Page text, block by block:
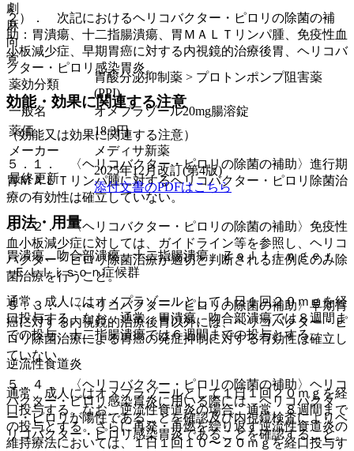
２）． 次記におけるヘリコバクター・ピロリの除菌の補
助：胃潰瘍、十二指腸潰瘍、胃ＭＡＬＴリンパ腫、免疫性血
小板減少症、早期胃癌に対する内視鏡的治療後胃、ヘリコバ
クター・ピロリ感染胃炎。
効能・効果に関連する注意
（効能又は効果に関連する注意）
５．１． 〈ヘリコバクター・ピロリの除菌の補助〉進行期
胃ＭＡＬＴリンパ腫に対するヘリコバクター・ピロリ除菌治
療の有効性は確立していない。
５．２． 〈ヘリコバクター・ピロリの除菌の補助〉免疫性
血小板減少症に対しては、ガイドライン等を参照し、ヘリコ
バクター・ピロリ除菌治療が適切と判断される症例にのみ除
菌治療を行うこと。
５．３． 〈ヘリコバクター・ピロリの除菌の補助〉早期胃
癌に対する内視鏡的治療後胃以外には、ヘリコバクター・ピ
ロリ除菌治療による胃癌の発症抑制に対する有効性は確立し
ていない。
５．４． 〈ヘリコバクター・ピロリの除菌の補助〉ヘリコ
バクター・ピロリ感染胃炎に用いる際には、ヘリコバクタ
ー・ピロリが陽性であることを確認及び内視鏡検査によりヘ
リコバクター・ピロリ感染胃炎であることを確認すること。
劇
麻
向
覚
薬効分類
胃酸分泌抑制薬 > プロトンポンプ阻害薬
(PPI)
一般名
オメプラゾール20mg腸溶錠
薬価
18.3円
メーカー
メディサ新薬
最終更新
2025年12月改訂(第4版)
添付文書のPDFはこちら
用法・用量
胃潰瘍、吻合部潰瘍、十二指腸潰瘍、Ｚｏｌｌｉｎｇｅｒ
−Ｅｌｌｉｓｏｎ症候群
通常、成人にはオメプラゾールとして１日１回２０ｍｇを経
口投与する。なお、通常、胃潰瘍、吻合部潰瘍では８週間ま
での投与、十二指腸潰瘍では６週間までの投与とする。
逆流性食道炎
通常、成人にはオメプラゾールとして１日１回２０ｍｇを経
口投与する。なお、逆流性食道炎の場合、通常、８週間まで
の投与とする。さらに再発・再燃を繰り返す逆流性食道炎の
維持療法においては、１日１回１０〜２０ｍｇを経口投与す